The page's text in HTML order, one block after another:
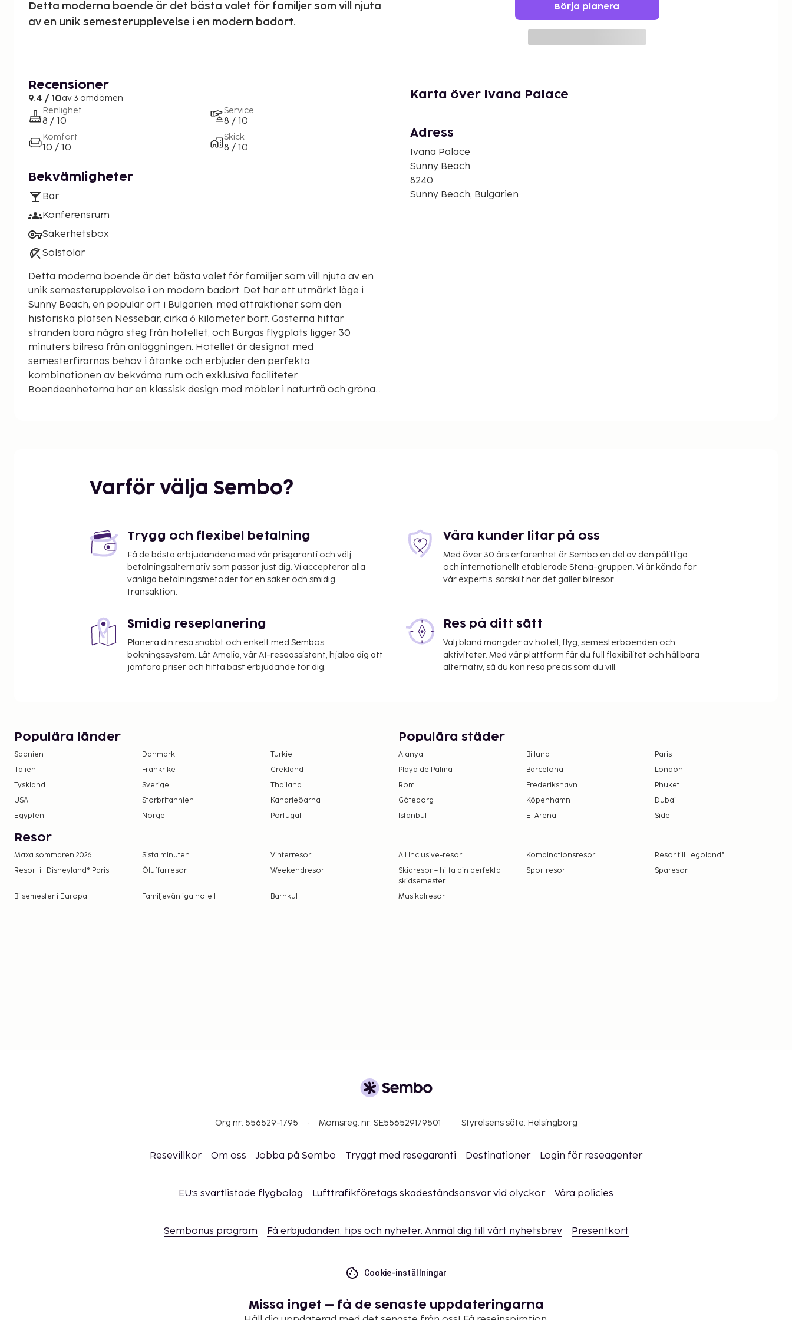
Detta moderna boende är det bästa valet för familjer som vill njuta
av en unik semesterupplevelse i en modern badort.
Börja planera
Recensioner
9.4 / 10av 3 omdömen
Renlighet
8 / 10
Komfort
10 / 10
Service
8 / 10
Skick
8 / 10
Bekvämligheter
Bar
Konferensrum
Säkerhetsbox
Solstolar
Detta moderna boende är det bästa valet för familjer som vill njuta av en
unik semesterupplevelse i en modern badort. Det har ett utmärkt läge i
Sunny Beach, en populär ort i Bulgarien, med attraktioner som den
historiska platsen Nessebar, cirka 6 kilometer bort. Gästerna hittar
stranden bara några steg från hotellet, och Burgas flygplats ligger 30
minuters bilresa från anläggningen. Hotellet är designat med
semesterfirarnas behov i åtanke och erbjuder den perfekta
kombinationen av bekväma rum och exklusiva faciliteter.
Boendeenheterna har en klassisk design med möbler i naturträ och gröna
Karta över Ivana Palace
Adress
Ivana Palace
Sunny Beach
8240
Sunny Beach, Bulgarien
Varför välja Sembo?
Trygg och flexibel betalning
Få de bästa erbjudandena med vår prisgaranti och välj
betalningsalternativ som passar just dig. Vi accepterar alla
vanliga betalningsmetoder för en säker och smidig
transaktion.
Våra kunder litar på oss
Med över 30 års erfarenhet är Sembo en del av den pålitliga
och internationellt etablerade Stena-gruppen. Vi är kända för
vår expertis, särskilt när det gäller bilresor.
Smidig reseplanering
Planera din resa snabbt och enkelt med Sembos
bokningssystem. Låt Amelia, vår AI-reseassistent, hjälpa dig att
jämföra priser och hitta bäst erbjudande för dig.
Res på ditt sätt
Välj bland mängder av hotell, flyg, semesterboenden och
aktiviteter. Med vår plattform får du full flexibilitet och hållbara
alternativ, så du kan resa precis som du vill.
Populära länder
Spanien Danmark
Turkiet
Italien
Frankrike
Grekland
Tyskland
Sverige
Thailand
USA
Storbritannien
Kanarieöarna
Egypten
Norge Portugal
Populära städer
Alanya Billund
Paris
Playa de Palma
Barcelona
London
Rom
Frederikshavn
Phuket
Göteborg
Köpenhamn
Dubai
Istanbul
El Arenal Side
Resor
Maxa sommaren 2026 Sista minuten Vinterresor All Inclusive-resor Kombinationsresor
Resor till Legoland®
Resor till Disneyland® Paris
Öluffarresor Weekendresor
Skidresor – hitta din perfekta
skidsemester
Sportresor Sparesor
Bilsemester i Europa Familjevänliga hotell Barnkul Musikalresor
Org nr: 556529-1795 Momsreg. nr: SE556529179501 Styrelsens säte: Helsingborg
Resevillkor Om oss Jobba på Sembo Tryggt med resegaranti Destinationer Login för reseagenter
EU:s svartlistade flygbolag Lufttrafikföretags skadeståndsansvar vid olyckor Våra policies
Sembonus program Få erbjudanden, tips och nyheter. Anmäl dig till vårt nyhetsbrev Presentkort
Cookie-inställningar
Missa inget – få de senaste uppdateringarna